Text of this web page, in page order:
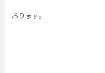
おります。